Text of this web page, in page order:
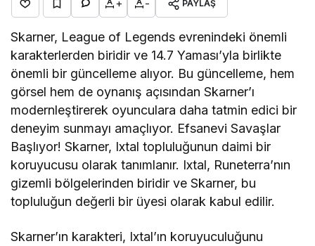
+ - PAYLAŞ
Skarner, League of Legends evrenindeki önemli
karakterlerden biridir ve 14.7 Yaması’yla birlikte
önemli bir güncelleme alıyor. Bu güncelleme, hem
görsel hem de oynanış açısından Skarner’ı
modernleştirerek oyunculara daha tatmin edici bir
deneyim sunmayı amaçlıyor. Efsanevi Savaşlar
Başlıyor! Skarner, Ixtal topluluğunun daimi bir
koruyucusu olarak tanımlanır. Ixtal, Runeterra’nın
gizemli bölgelerinden biridir ve Skarner, bu
topluluğun değerli bir üyesi olarak kabul edilir.
Skarner’ın karakteri, Ixtal’ın koruyuculuğunu